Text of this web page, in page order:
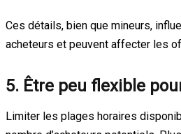
Ces détails, bien que mineurs,
acheteurs et peuvent affecter les
5. Être peu flexible
Limiter les plages horaires